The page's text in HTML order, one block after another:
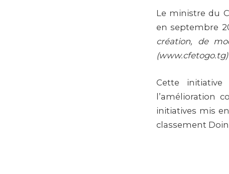
Le ministre du
en septembre
création, de
(www.cfetogo.tg)
Cette
l’amélioration
initiatives mis
classement